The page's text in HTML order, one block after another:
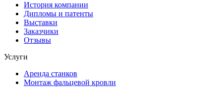
История компании
Дипломы и патенты
Выставки
Заказчики
Отзывы
Услуги
Аренда станков
Монтаж фальцевой кровли